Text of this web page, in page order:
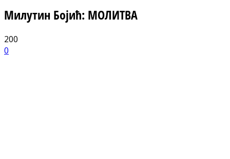
Милутин Бојић: МОЛИТВА
200
0